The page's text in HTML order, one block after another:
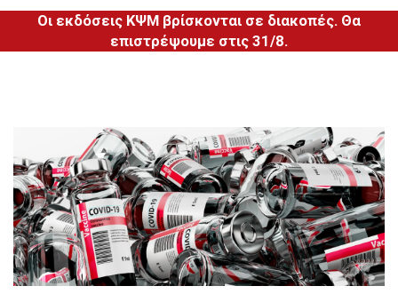
Οι εκδόσεις ΚΨΜ βρίσκονται σε διακοπές. Θα
επιστρέψουμε στις 31/8.